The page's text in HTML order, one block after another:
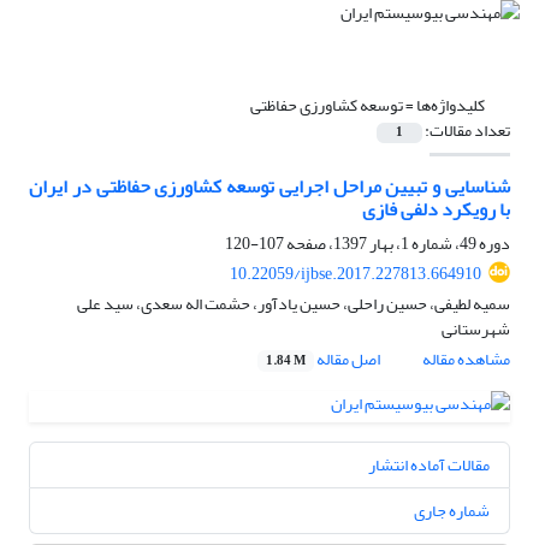
کلیدواژه‌ها =توسعه کشاورزی حفاظتی
تعداد مقالات: 1
شناسایی و تبیین مراحل اجرایی توسعه کشاورزی حفاظتی در ایران
با رویکرد دلفی فازی
دوره 49، شماره 1، بهار 1397، صفحه
107-120
10.22059/ijbse.2017.227813.664910
سمیه لطیفی، حسین راحلی، حسین یادآور، حشمت اله سعدی، سید علی
شهرستانی
مشاهده مقاله
اصل مقاله 1.84 M
مقالات آماده انتشار
شماره جاری